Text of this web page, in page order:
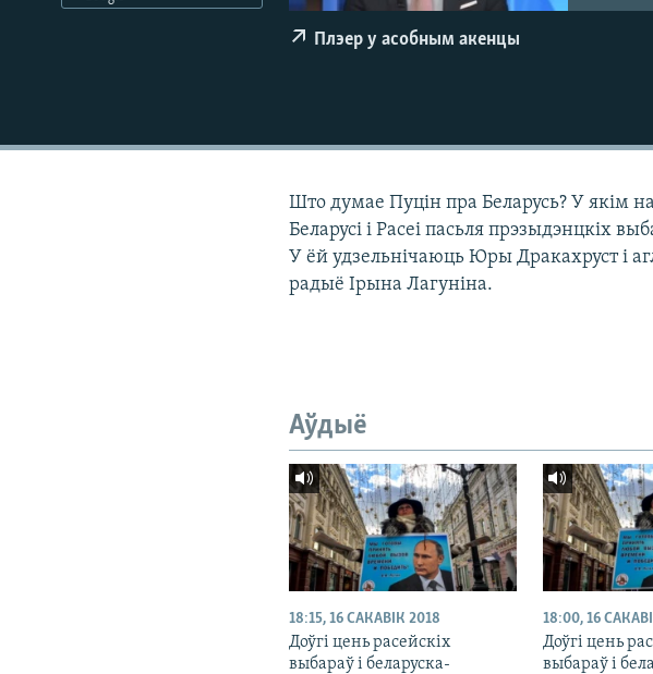
Плэер у асобным акенцы
Што думае Пуцін пра Беларусь? У якім
Беларусі і Расеі пасьля прэзыдэнцкіх
У ёй удзельнічаюць Юры Дракахруст і
радыё Ірына Лагуніна.
Аўдыё
18:15, 16 САКАВІК 2018
Доўгі цень расейскіх
выбараў і беларуска-
18:00, 16
Доўгі цень
выбараў і